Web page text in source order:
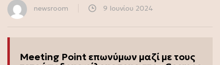
newsroom 9 Ιουνίου 2024
Meeting Point επωνύμων μαζί με τους